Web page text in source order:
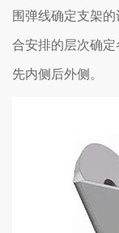
围弹线确定支架
合安排的层次确定
先内侧后外侧。